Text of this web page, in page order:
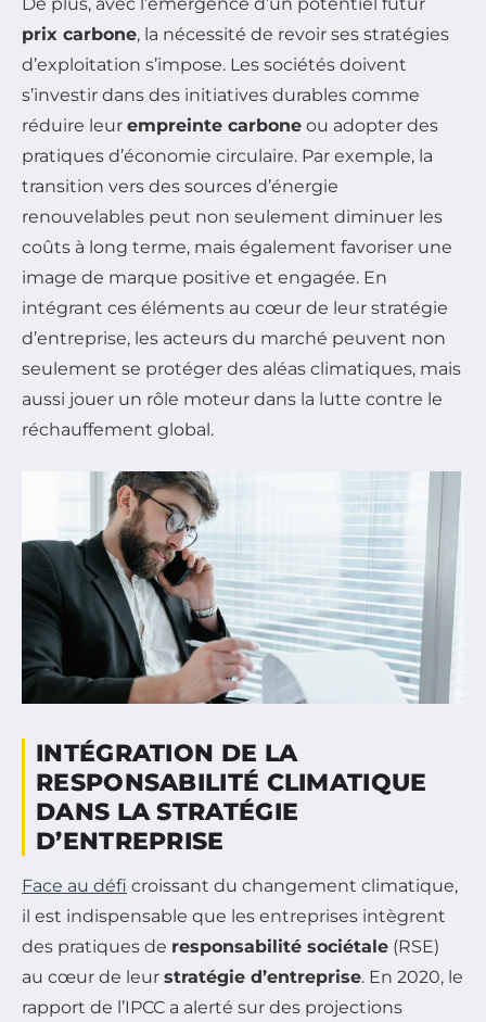
De plus, avec l’émergence d’un potentiel futur
prix carbone, la nécessité de revoir ses stratégies
d’exploitation s’impose. Les sociétés doivent
s’investir dans des initiatives durables comme
réduire leur empreinte carbone ou adopter des
pratiques d’économie circulaire. Par exemple, la
transition vers des sources d’énergie
renouvelables peut non seulement diminuer les
coûts à long terme, mais également favoriser une
image de marque positive et engagée. En
intégrant ces éléments au cœur de leur stratégie
d’entreprise, les acteurs du marché peuvent non
seulement se protéger des aléas climatiques, mais
aussi jouer un rôle moteur dans la lutte contre le
réchauffement global.
INTÉGRATION DE LA
RESPONSABILITÉ CLIMATIQUE
DANS LA STRATÉGIE
D’ENTREPRISE
Face au défi croissant du changement climatique,
il est indispensable que les entreprises intègrent
des pratiques de responsabilité sociétale (RSE)
au cœur de leur stratégie d’entreprise. En 2020, le
rapport de l’IPCC a alerté sur des projections